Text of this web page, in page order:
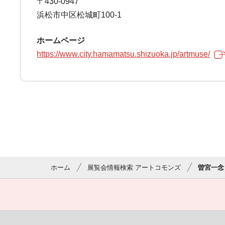
浜松市中区松城町100-1
ホームページ
https://www.city.hamamatsu.shizuoka.jp/artmuse/
ホーム 展覧会情報検索 アートコモンズ 曽宮一